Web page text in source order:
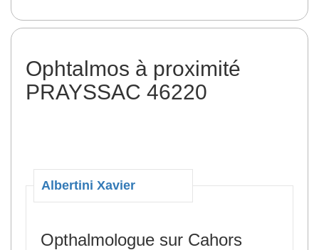
Ophtalmos à proximité
PRAYSSAC 46220
Albertini Xavier
Opthalmologue sur Cahors